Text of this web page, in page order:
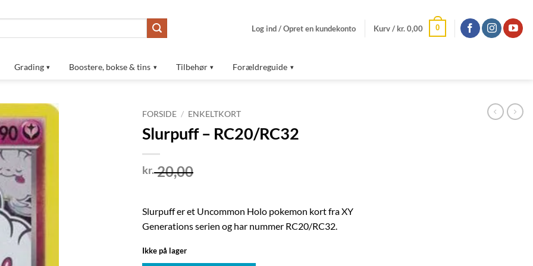
Log ind / Opret en kundekonto Kurv / kr.0,00 0
Grading Boostere, bokse & tins Tilbehør Forældreguide
Tilføj til
ønskeliste
FORSIDE / ENKELTKORT
Slurpuff – RC20/RC32
kr.20,00
Slurpuff er et Uncommon Holo pokemon kort fra XY
Generations serien og har nummer RC20/RC32.
Ikke på lager